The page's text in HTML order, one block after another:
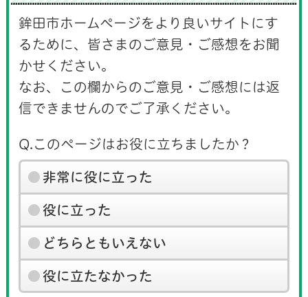
鉾田市ホームページをより良いサイトにす
るために、皆さまのご意見・ご感想をお聞
かせください。
なお、この欄からのご意見・ご感想には返
信できませんのでご了承ください。
Q.このページはお役に立ちましたか？
非常に役に立った
役に立った
どちらともいえない
役に立たなかった